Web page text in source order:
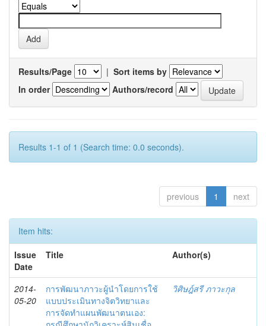
Results/Page | Sort items by
In order
Authors/record
Results 1-1 of 1 (Search time: 0.0 seconds).
previous 1 next
Item hits:
Issue
Date
Title Author(s)
2014-
05-20
การพัฒนาภาวะผู้นำโดยการใช้
แบบประเมินทางจิตวิทยาและ
การจัดทำแผนพัฒนาตนเอง:
วิศิษฎ์สรี ภาวะกุล